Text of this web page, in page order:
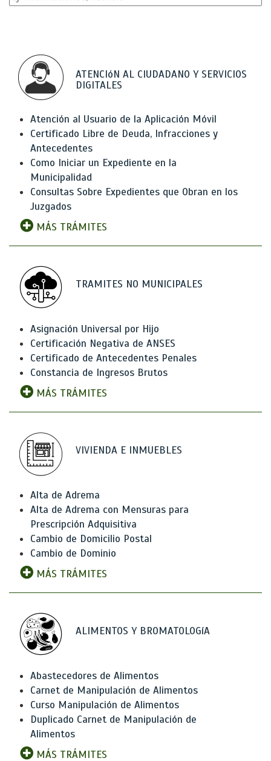
ATENCIóN AL CIUDADANO Y SERVICIOS
DIGITALES
Atención al Usuario de la Aplicación Móvil
Certificado Libre de Deuda, Infracciones y
Antecedentes
Como Iniciar un Expediente en la
Municipalidad
Consultas Sobre Expedientes que Obran en los
Juzgados
MÁS TRÁMITES
TRAMITES NO MUNICIPALES
Asignación Universal por Hijo
Certificación Negativa de ANSES
Certificado de Antecedentes Penales
Constancia de Ingresos Brutos
MÁS TRÁMITES
VIVIENDA E INMUEBLES
Alta de Adrema
Alta de Adrema con Mensuras para
Prescripción Adquisitiva
Cambio de Domicilio Postal
Cambio de Dominio
MÁS TRÁMITES
ALIMENTOS Y BROMATOLOGíA
Abastecedores de Alimentos
Carnet de Manipulación de Alimentos
Curso Manipulación de Alimentos
Duplicado Carnet de Manipulación de
Alimentos
MÁS TRÁMITES